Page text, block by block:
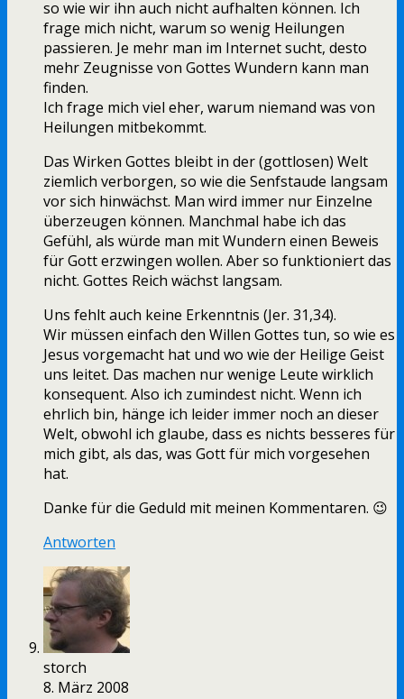
so wie wir ihn auch nicht aufhalten können. Ich
frage mich nicht, warum so wenig Heilungen
passieren. Je mehr man im Internet sucht, desto
mehr Zeugnisse von Gottes Wundern kann man
finden.
Ich frage mich viel eher, warum niemand was von
Heilungen mitbekommt.
Das Wirken Gottes bleibt in der (gottlosen) Welt
ziemlich verborgen, so wie die Senfstaude langsam
vor sich hinwächst. Man wird immer nur Einzelne
überzeugen können. Manchmal habe ich das
Gefühl, als würde man mit Wundern einen Beweis
für Gott erzwingen wollen. Aber so funktioniert das
nicht. Gottes Reich wächst langsam.
Uns fehlt auch keine Erkenntnis (Jer. 31,34).
Wir müssen einfach den Willen Gottes tun, so wie es
Jesus vorgemacht hat und wo wie der Heilige Geist
uns leitet. Das machen nur wenige Leute wirklich
konsequent. Also ich zumindest nicht. Wenn ich
ehrlich bin, hänge ich leider immer noch an dieser
Welt, obwohl ich glaube, dass es nichts besseres für
mich gibt, als das, was Gott für mich vorgesehen
hat.
Danke für die Geduld mit meinen Kommentaren. 😉
Antworten
storch
8. März 2008